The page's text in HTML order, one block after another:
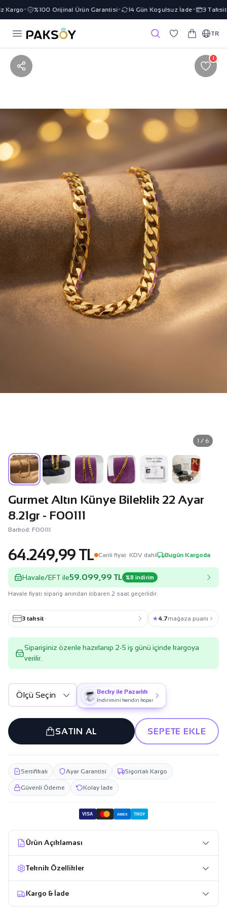
✦ %100 Orijinal Ürün Garantisi✦ 14 Gün Koşulsuz İade ✦ 3 Taksit
TR
1
1 / 6
Gurmet Altın Künye Bileklik 22 Ayar
8.21gr - F00111
Barkod: F00111
64.249,99 TL Canli fiyat· KDV dahil Bugün Kargoda
Havale/EFT ile59.099,99 TL %8 indirim
Havale fiyatı sipariş anından itibaren 2 saat geçerlidir.
3 taksit · ★4.7mağaza puanı
Siparişiniz özenle hazırlanıp 2-5 iş günü içinde kargoya
verilir.
Becky ile Pazarlık
İndirimini kendin kopar
SATIN AL SEPETE EKLE
Sertifikalı Ayar Garantisi Sigortalı Kargo
Güvenli Ödeme Kolay İade
VISA AMEX TROY
Ürün Açıklaması
Teknik Özellikler
Kargo & İade